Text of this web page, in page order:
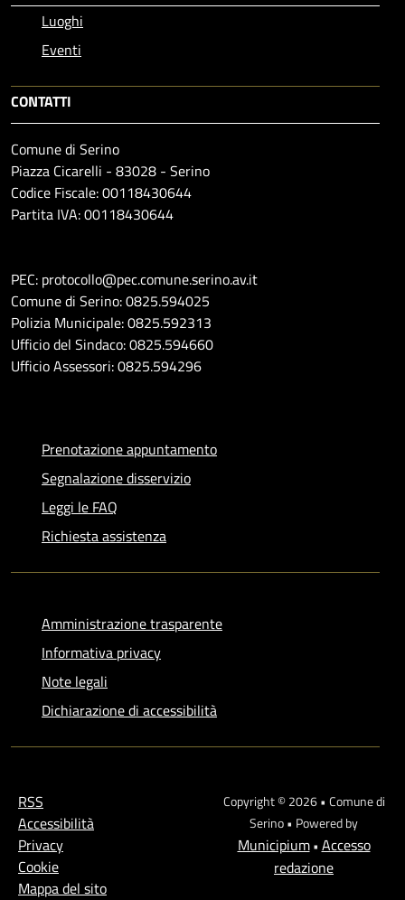
Luoghi
Eventi
CONTATTI
Comune di Serino
Piazza Cicarelli - 83028 - Serino
Codice Fiscale: 00118430644
Partita IVA: 00118430644
PEC: protocollo@pec.comune.serino.av.it
Comune di Serino: 0825.594025
Polizia Municipale: 0825.592313
Ufficio del Sindaco: 0825.594660
Ufficio Assessori: 0825.594296
Prenotazione appuntamento
Segnalazione disservizio
Leggi le FAQ
Richiesta assistenza
Amministrazione trasparente
Informativa privacy
Note legali
Dichiarazione di accessibilità
RSS
Accessibilità
Privacy
Cookie
Mappa del sito
Copyright © 2026 • Comune di
Serino • Powered by
Municipium• Accesso
redazione